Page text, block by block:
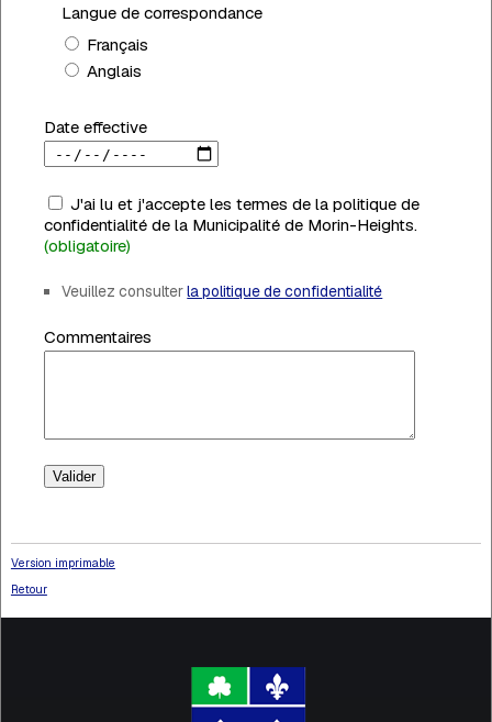
Langue de correspondance
Français
Anglais
Date effective
J'ai lu et j'accepte les termes de la politique de
confidentialité de la Municipalité de Morin-Heights.
(obligatoire)
Veuillez consulterla politique de confidentialité
Commentaires
Valider
Version imprimable
Retour